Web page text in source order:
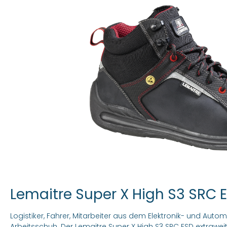
Lemaitre Super X High S3 SRC
Logistiker, Fahrer, Mitarbeiter aus dem Elektronik- und